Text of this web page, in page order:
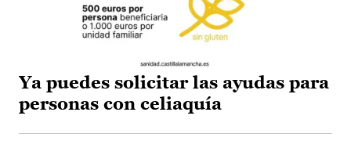
Ya puedes solicitar las ayudas para
personas con celiaquía